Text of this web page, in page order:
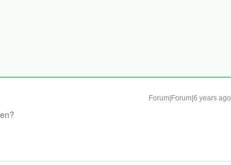
Forum|Forum|6 years ago